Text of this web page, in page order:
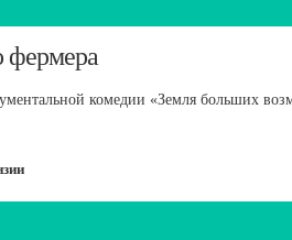
фермера
комедии «Земля больших